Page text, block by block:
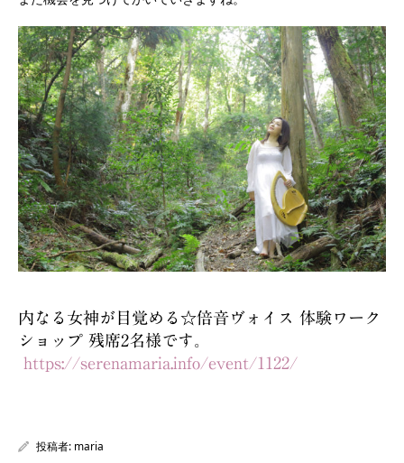
内なる女神が目覚める☆倍音ヴォイス 体験ワーク
ショップ 残席2名様です。
https://serenamaria.info/event/1122/
投稿者: maria